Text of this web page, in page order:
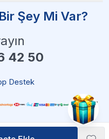
Şey Mi Var?
42 50
Destek